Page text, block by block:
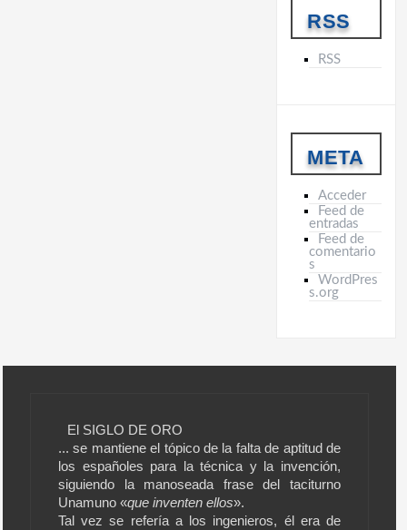
RSS
RSS
META
Acceder
Feed de
entradas
Feed de
comentario
s
WordPres
s.org
El SIGLO DE ORO
... se mantiene el tópico de la falta de aptitud de
los españoles para la técnica y la invención,
siguiendo la manoseada frase del taciturno
Unamuno «que inventen ellos».
Tal vez se refería a los ingenieros, él era de